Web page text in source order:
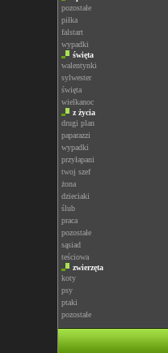
pozostałe
piłka
falstart
wypadki
święta
walentynki
sylwester
święta
wielkanoc
z życia
drugi plan
paparazzi
wypadki
przyłapani
twoj szef
żona
dzieciaki
ślub
praca
pozostałe
sąsiad
teściowa
zwierzęta
koty
psy
ptaki
pozostałe